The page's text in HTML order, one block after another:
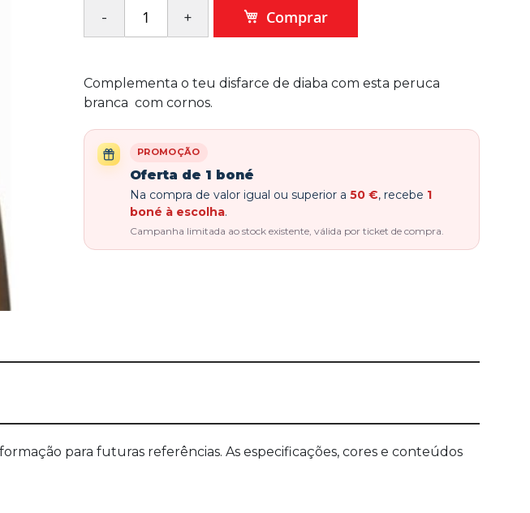
Comprar
Complementa o teu disfarce de diaba com esta peruca
branca com cornos.
PROMOÇÃO
Oferta de 1 boné
Na compra de valor igual ou superior a 50 €, recebe 1
boné à escolha.
Campanha limitada ao stock existente, válida por ticket de compra.
para futuras referências. As especificações, cores e conteúdos